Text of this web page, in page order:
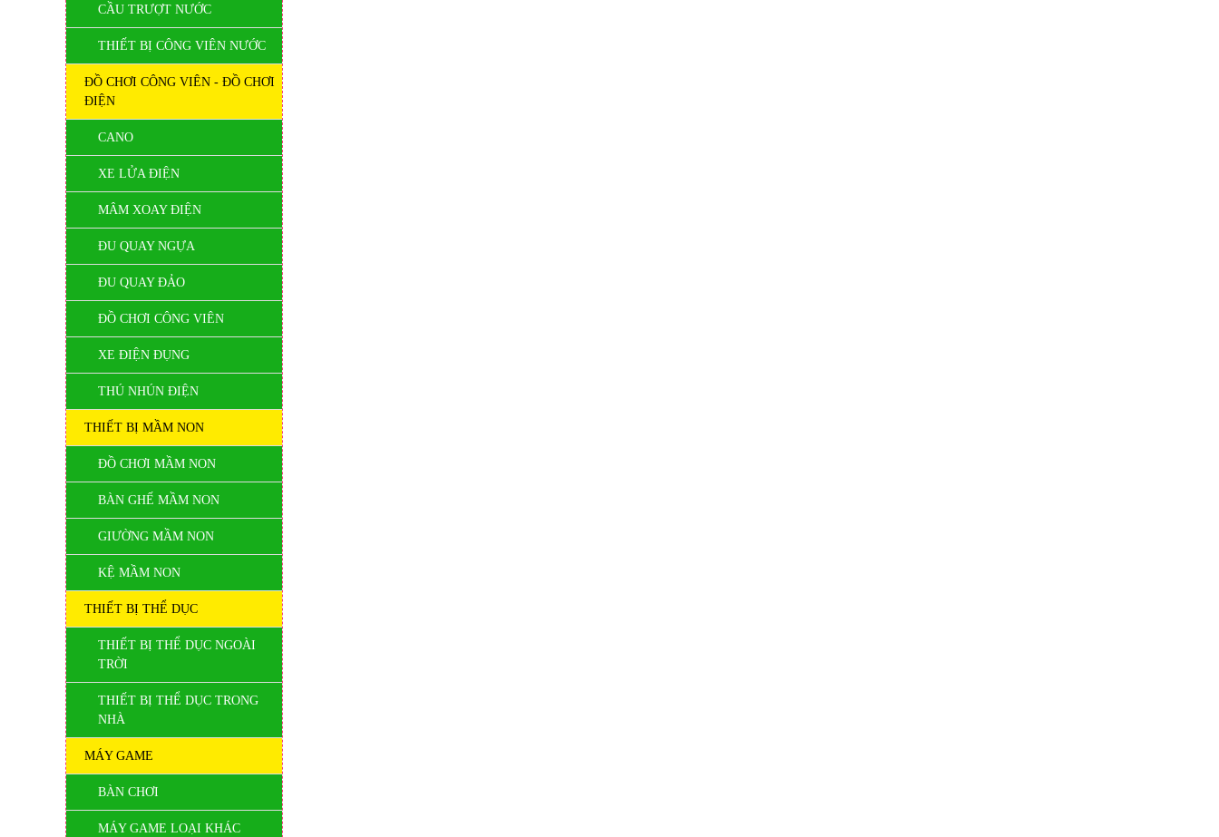
CẦU TRƯỢT NƯỚC
THIẾT BỊ CÔNG VIÊN NƯỚC
ĐỒ CHƠI CÔNG VIÊN - ĐỒ CHƠI
ĐIỆN
CANO
XE LỬA ĐIỆN
MÂM XOAY ĐIỆN
ĐU QUAY NGỰA
ĐU QUAY ĐẢO
ĐỒ CHƠI CÔNG VIÊN
XE ĐIỆN ĐỤNG
THÚ NHÚN ĐIỆN
THIẾT BỊ MẦM NON
ĐỒ CHƠI MẦM NON
BÀN GHẾ MẦM NON
GIƯỜNG MẦM NON
KỆ MẦM NON
THIẾT BỊ THỂ DỤC
THIẾT BỊ THỂ DỤC NGOÀI
TRỜI
THIẾT BỊ THỂ DỤC TRONG
NHÀ
MÁY GAME
BÀN CHƠI
MÁY GAME LOẠI KHÁC